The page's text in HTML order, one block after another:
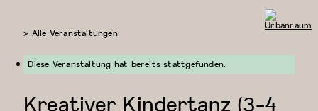
« Alle Veranstaltungen
Diese Veranstaltung hat bereits stattgefunden.
Kreativer Kindertanz (3-4